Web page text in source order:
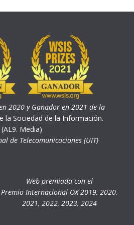
2020 y Ganador en 2021 de la
la Sociedad de la Información.
(AL9. Media)
de Telecomunicaciones (UIT)
Web premiada con el
Premio Internacional OX 2019, 2020,
2021, 2022, 2023, 2024